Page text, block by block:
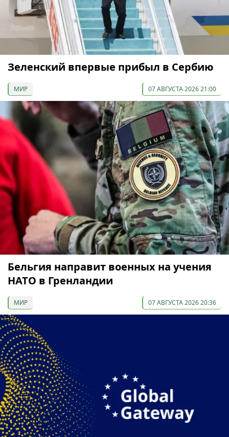
Зеленский впервые прибыл в Сербию
МИР 07 АВГУСТА 2026 21:00
Бельгия направит военных на учения
НАТО в Гренландии
МИР 07 АВГУСТА 2026 20:36